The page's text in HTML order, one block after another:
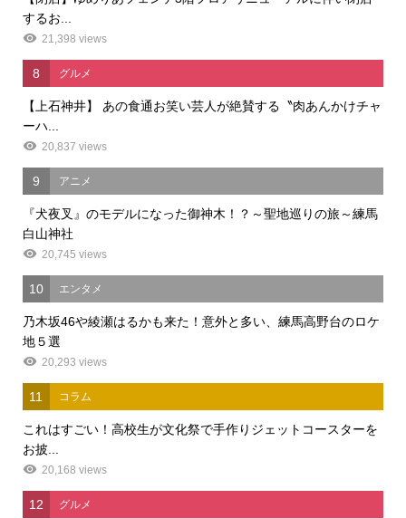
するお...
21,398 views
8 グルメ
【上石神井】 あの食通お笑い芸人が絶賛する〝肉あんかけチャ
ーハ...
20,837 views
9 アニメ
『犬夜叉』のモデルになった御神木！？～聖地巡りの旅～練馬
白山神社
20,745 views
10 エンタメ
乃木坂46や綾瀬はるかも来た！意外と多い、練馬高野台のロケ
地５選
20,293 views
11 コラム
これはすごい！高校生が文化祭で手作りジェットコースターを
お披...
20,168 views
12 グルメ